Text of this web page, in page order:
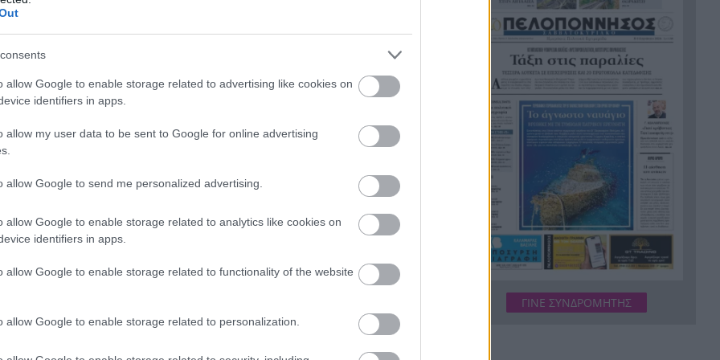
allow Google to enable storage related to advertising like cookies on
identifiers in apps.
allow my user data to be sent to Google for online advertising
allow Google to send me personalized advertising.
allow Google to enable storage related to analytics like cookies on
identifiers in apps.
allow Google to enable storage related to functionality of the website
allow Google to enable storage related to personalization.
Τμήμα
δεν σταμάτησε στο Κέντρο Υγείας.
Τμήμα της περιοχής, όπου, όπως αναφέρει η Αστυνομία,
φθορές στα κρατητήρια, με αποτέλεσμα να προστεθούν
καταστροφές.
δικογραφία για:
20:12
«Ας αναπαυτεί εν ειρήνη»,
Ρεάλ, Μπαρτσελόνα και
Ομοσπονδία Αργεντινής για
τον χαμό του πατέρα του Μέσι
20:00 Οι πνιγμοί είναι συνήθως
«βουβοί»: Η διασώστρια
Δήμητρα Παναγιωτοπούλου
για τις εμπειρίες και το
απαιτητικό της επάγγελμα
19:48
«Λένε προδότες και
πληρωμένους όσους
αποχωρούν», διαζύγιο με
αιχμές στο κόμμα
Η Ελλάδα θα διεκδικήσει την
ΓΙΝΕ ΣΥΝΔΡΟΜΗΤΗΣ